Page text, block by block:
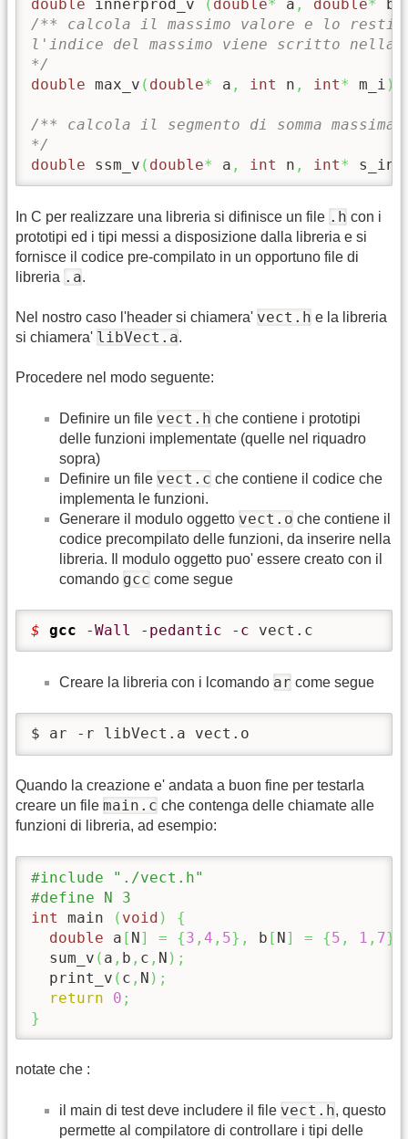
double innerprod_v ( double* a , double* b
/** calcola il massimo valore e lo
l'indice del massimo viene scritto
*/
double max_v ( double* a , int n , int* m_i )
/** calcola il segmento di somma
*/
double ssm_v ( double* a , int n , int*
In C per realizzare una libreria si difinisce un file .h con i
prototipi ed i tipi messi a disposizione dalla libreria e si
fornisce il codice pre-compilato in un opportuno file di
libreria .a.
Nel nostro caso l'header si chiamera' vect.h e la libreria
si chiamera' libVect.a.
Procedere nel modo seguente:
Definire un file vect.h che contiene i prototipi
delle funzioni implementate (quelle nel riquadro
sopra)
Definire un file vect.c che contiene il codice che
implementa le funzioni.
Generare il modulo oggetto vect.o che contiene il
codice precompilato delle funzioni, da inserire nella
libreria. Il modulo oggetto puo' essere creato con il
comando gcc come segue
$ gcc -Wall -pedantic -c vect.c
Creare la libreria con i lcomando ar come segue
$ ar -r libVect.a vect.o
Quando la creazione e' andata a buon fine per testarla
creare un file main.c che contenga delle chiamate alle
funzioni di libreria, ad esempio:
#include "./vect.h"
#define N 3
int
main ( void )
{
double a [ N] = {3 , 4 , 5} , b [ N] = {5 , 1 , 7}
  sum_v
( a , b , c , N ) ;
  print_v
( c , N ) ;
return
0 ;
}
notate che :
il main di test deve includere il file vect.h, questo
permette al compilatore di controllare i tipi delle